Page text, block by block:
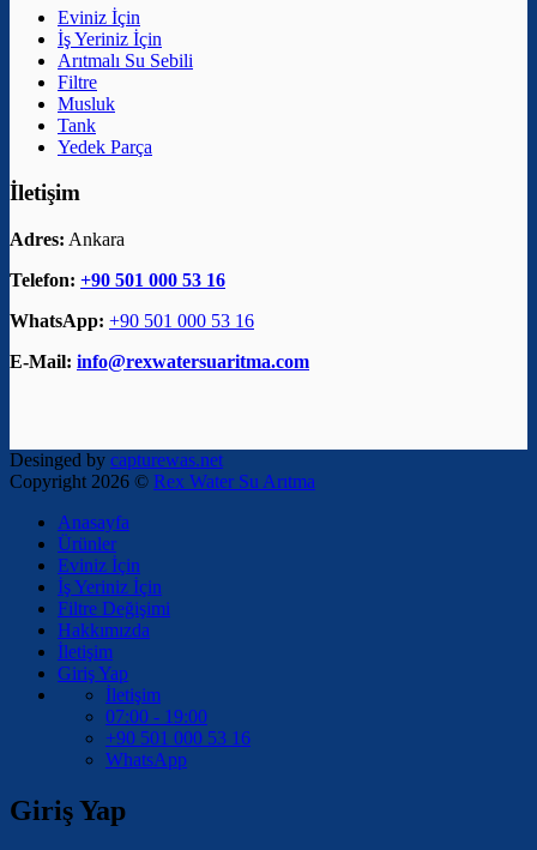
Eviniz İçin
İş Yeriniz İçin
Arıtmalı Su Sebili
Filtre
Musluk
Tank
Yedek Parça
İletişim
Adres: Ankara
Telefon: +90 501 000 53 16
WhatsApp: +90 501 000 53 16
E-Mail: info@rexwatersuaritma.com
Desinged by capturewas.net
Copyright 2026 © Rex Water Su Arıtma
Anasayfa
Ürünler
Eviniz İçin
İş Yeriniz İçin
Filtre Değişimi
Hakkımızda
İletişim
Giriş Yap
İletişim
07:00 - 19:00
+90 501 000 53 16
WhatsApp
Giriş Yap